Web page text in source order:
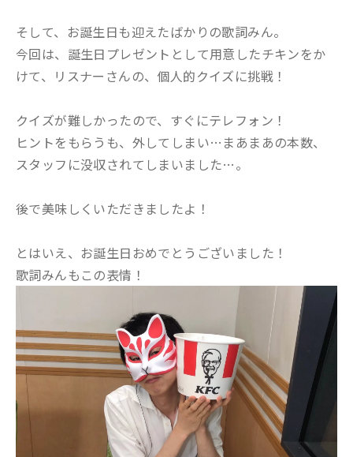
そして、お誕生日も迎えたばかりの歌詞みん。
今回は、誕生日プレゼントとして用意したチキンをか
けて、リスナーさんの、個人的クイズに挑戦！
クイズが難しかったので、すぐにテレフォン！
ヒントをもらうも、外してしまい…まあまあの本数、
スタッフに没収されてしまいました…。
後で美味しくいただきましたよ！
とはいえ、お誕生日おめでとうございました！
歌詞みんもこの表情！